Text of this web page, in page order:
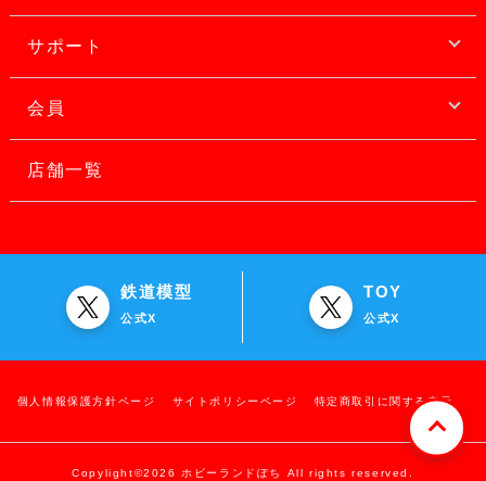
サポート
会員
店舗一覧
鉄道模型
公式X
TOY
公式X
個人情報保護方針ページ サイトポリシーページ 特定商取引に関する表示
Copylight©2026 ホビーランドぽち All rights reserved.